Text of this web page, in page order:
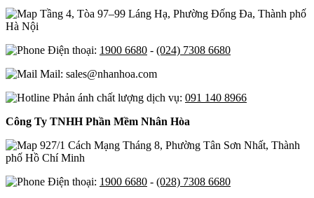
Tầng 4, Tòa 97–99 Láng Hạ, Phường Đống Đa, Thành phố
Hà Nội
Điện thoại: 1900 6680 - (024) 7308 6680
Mail: sales@nhanhoa.com
Phản ánh chất lượng dịch vụ: 091 140 8966
Công Ty TNHH Phần Mềm Nhân Hòa
927/1 Cách Mạng Tháng 8, Phường Tân Sơn Nhất, Thành
phố Hồ Chí Minh
Điện thoại: 1900 6680 - (028) 7308 6680